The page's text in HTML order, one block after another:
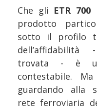
Che gli ETR 700
prodotto
sotto il profilo
trovata - è
contestabile.
guardando alla
rete ferroviaria